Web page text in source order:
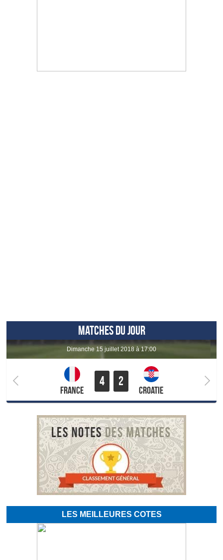
MATCHES DU JOUR
dimanche 15 juillet 2018 à 17:00
France
4 2
Croatie
LES MEILLEURES COTES